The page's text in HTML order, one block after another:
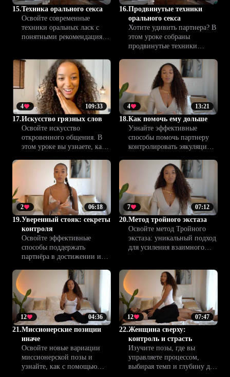
15.Техника орального секса
Освойте современные
техники оральных ласк с
понятными рекомендациями
себе, углубляйте близость и
получайте больше
удовольствия вместе с
Climax™.
16.Продвинутые техники
орального секса
Хотите удивить партнера? В
этом уроке собраны
продвинутые техники
позволяющие достичь
нового уровня близости.
Откройте для себя свежий
взгляд на удовольствие.
109:33
4
17.Искусство грязных слов
Освойте искусство
откровенного общения. В
этом уроке вы узнаете, как с
страсть, укреплять близость
и выстраивать новое
доверие с партнером.
13:21
4
18.Как помочь ему дольше
Узнайте эффективные
способы помочь партнеру
контролировать эякуляцию
Создайте вместе более
гармоничную и
продолжительную близость.
06:18
2
19.Уверенный стояк: секреты
контроля
Освойте эффективные
способы поддержать
партнёра в достижении и
эрекции. Улучшите
близость и вместе откройте
новые возможности для
насыщенной сексуальной
жизни.
07:12
7
20.Метод тройного экстаза
Освойте метод Тройного
экстаза: уникальный подход
для усиления взаимного
чтобы раскрыть новые грани
интимной близости.
04:36
12
21.Миссионерские позиции
иначе
Освойте новые вариации
миссионерской позы и
узнайте, как с помощью
07:47
12
22.Женщина сверху:
контроль и страсть
Изучите позы, где вы
управляете процессом,
выбирая темп и глубину для